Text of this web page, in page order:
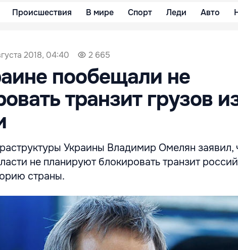
Происшествия В мире Спорт Леди Авто
2018, 04:40 2 665
пообещали не
транзит грузов
Украины Владимир Омелян заявил,
не планируют блокировать транзит
страны.